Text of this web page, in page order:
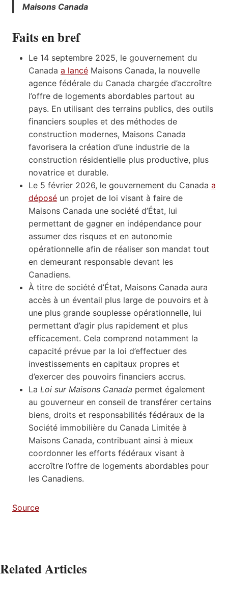
Maisons Canada
Faits en bref
Le 14 septembre 2025, le gouvernement du
Canada a lancé Maisons Canada, la nouvelle
agence fédérale du Canada chargée d’accroître
l’offre de logements abordables partout au
pays. En utilisant des terrains publics, des outils
financiers souples et des méthodes de
construction modernes, Maisons Canada
favorisera la création d’une industrie de la
construction résidentielle plus productive, plus
novatrice et durable.
Le 5 février 2026, le gouvernement du Canada a
déposé un projet de loi visant à faire de
Maisons Canada une société d’État, lui
permettant de gagner en indépendance pour
assumer des risques et en autonomie
opérationnelle afin de réaliser son mandat tout
en demeurant responsable devant les
Canadiens.
À titre de société d’État, Maisons Canada aura
accès à un éventail plus large de pouvoirs et à
une plus grande souplesse opérationnelle, lui
permettant d’agir plus rapidement et plus
efficacement. Cela comprend notamment la
capacité prévue par la loi d’effectuer des
investissements en capitaux propres et
d’exercer des pouvoirs financiers accrus.
La Loi sur Maisons Canada permet également
au gouverneur en conseil de transférer certains
biens, droits et responsabilités fédéraux de la
Société immobilière du Canada Limitée à
Maisons Canada, contribuant ainsi à mieux
coordonner les efforts fédéraux visant à
accroître l’offre de logements abordables pour
les Canadiens.
Source
Related Articles